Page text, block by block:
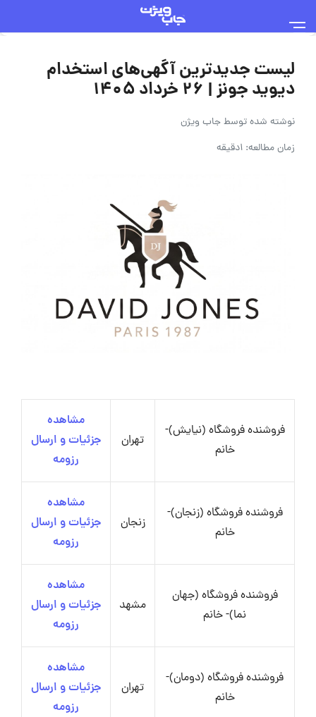
لیست جدیدترین آگهی‌های استخدام
دیوید جونز | ۲۶ خرداد ۱۴۰۵
نوشته شده توسطجاب ویژن
زمان مطالعه: 1دقیقه
فروشنده فروشگاه (نیایش)-
خانم
تهران
مشاهده
جزئیات و ارسال
رزومه
فروشنده فروشگاه (زنجان)-
خانم
زنجان
مشاهده
جزئیات و ارسال
رزومه
فروشنده فروشگاه (جهان
نما)- خانم
مشهد
مشاهده
جزئیات و ارسال
رزومه
فروشنده فروشگاه (دومان)-
خانم
تهران
مشاهده
جزئیات و ارسال
رزومه